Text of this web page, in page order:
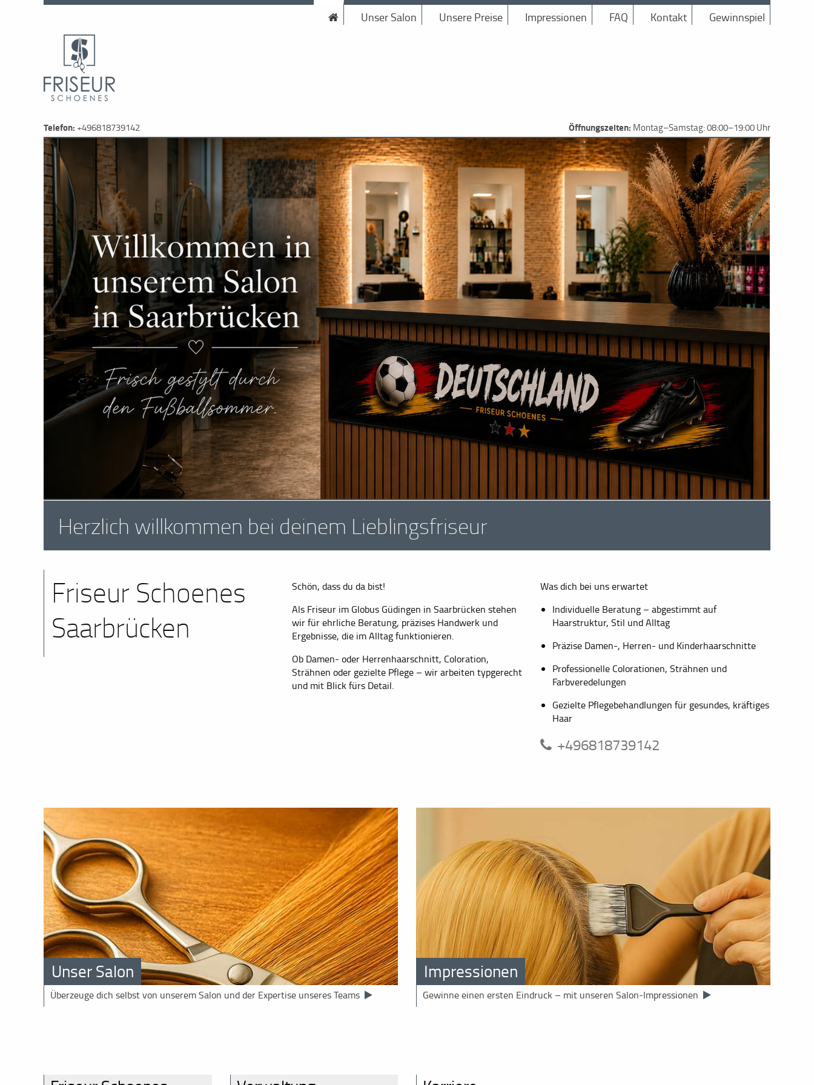
Unser Salon Unsere Preise Impressionen FAQ Kontakt Gewinnspiel
Telefon:+496818739142 Öffnungszeiten: Montag–Samstag: 08:00–19:00 Uhr
Herzlich willkommen bei deinem Lieblingsfriseur
Friseur Schoenes
Saarbrücken
Schön, dass du da bist!
Als Friseur im Globus Güdingen in Saarbrücken stehen
wir für ehrliche Beratung, präzises Handwerk und
Ergebnisse, die im Alltag funktionieren.
Ob Damen- oder Herrenhaarschnitt, Coloration,
Strähnen oder gezielte Pflege – wir arbeiten typgerecht
und mit Blick fürs Detail.
Was dich bei uns erwartet
Individuelle Beratung – abgestimmt auf
Haarstruktur, Stil und Alltag
Präzise Damen-, Herren- und Kinderhaarschnitte
Professionelle Colorationen, Strähnen und
Farbveredelungen
Gezielte Pflegebehandlungen für gesundes, kräftiges
Haar
+496818739142
Unser Salon
Überzeuge dich selbst von unserem Salon und der Expertise unseres Teams
Impressionen
Gewinne einen ersten Eindruck – mit unseren Salon-Impressionen